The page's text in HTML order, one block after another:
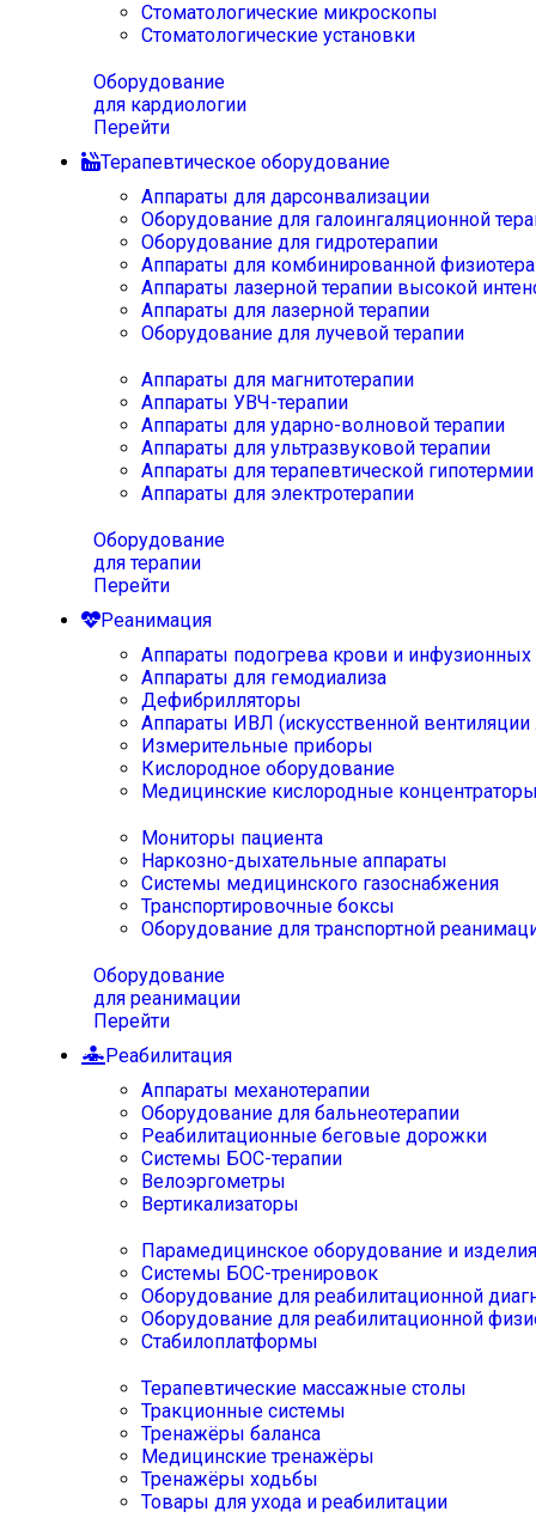
Стоматологические микроскопы
Стоматологические установки
Оборудование
для кардиологии
Перейти
Терапевтическое оборудование
Аппараты для дарсонвализации
Оборудование для галоингаляционной
Оборудование для гидротерапии
Аппараты для комбинированной
Аппараты лазерной терапии высокой
Аппараты для лазерной терапии
Оборудование для лучевой терапии
Аппараты для магнитотерапии
Аппараты УВЧ-терапии
Аппараты для ударно-волновой терапии
Аппараты для ультразвуковой терапии
Аппараты для терапевтической
Аппараты для электротерапии
Оборудование
для терапии
Перейти
Реанимация
Аппараты подогрева крови и инфузионных
Аппараты для гемодиализа
Дефибрилляторы
Аппараты ИВЛ (искусственной вентиляции
Измерительные приборы
Кислородное оборудование
Медицинские кислородные
Мониторы пациента
Наркозно-дыхательные аппараты
Системы медицинского газоснабжения
Транспортировочные боксы
Оборудование для транспортной
Оборудование
для реанимации
Перейти
Реабилитация
Аппараты механотерапии
Оборудование для бальнеотерапии
Реабилитационные беговые дорожки
Системы БОС-терапии
Велоэргометры
Вертикализаторы
Парамедицинское оборудование и изделия
Системы БОС-тренировок
Оборудование для реабилитационной
Оборудование для реабилитационной
Стабилоплатформы
Терапевтические массажные столы
Тракционные системы
Тренажёры баланса
Медицинские тренажёры
Тренажёры ходьбы
Товары для ухода и реабилитации